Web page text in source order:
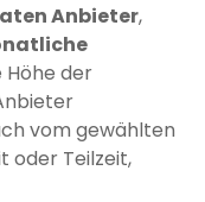
Anbieter,
Höhe der
vom gewählten
oder Teilzeit,